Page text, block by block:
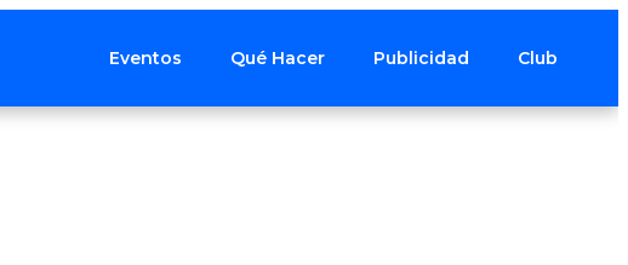
Eventos Qué Hacer Publicidad Club